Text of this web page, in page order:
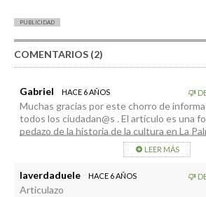
PUBLICIDAD
COMENTARIOS (2)
Gabriel HACE 6 AÑOS
Muchas gracias por este chorro de
todos los ciudadan@s . El artículo es una
pedazo de la historia de la cultura en La
LEER MÁS
laverdaduele HACE 6 AÑOS
Articulazo